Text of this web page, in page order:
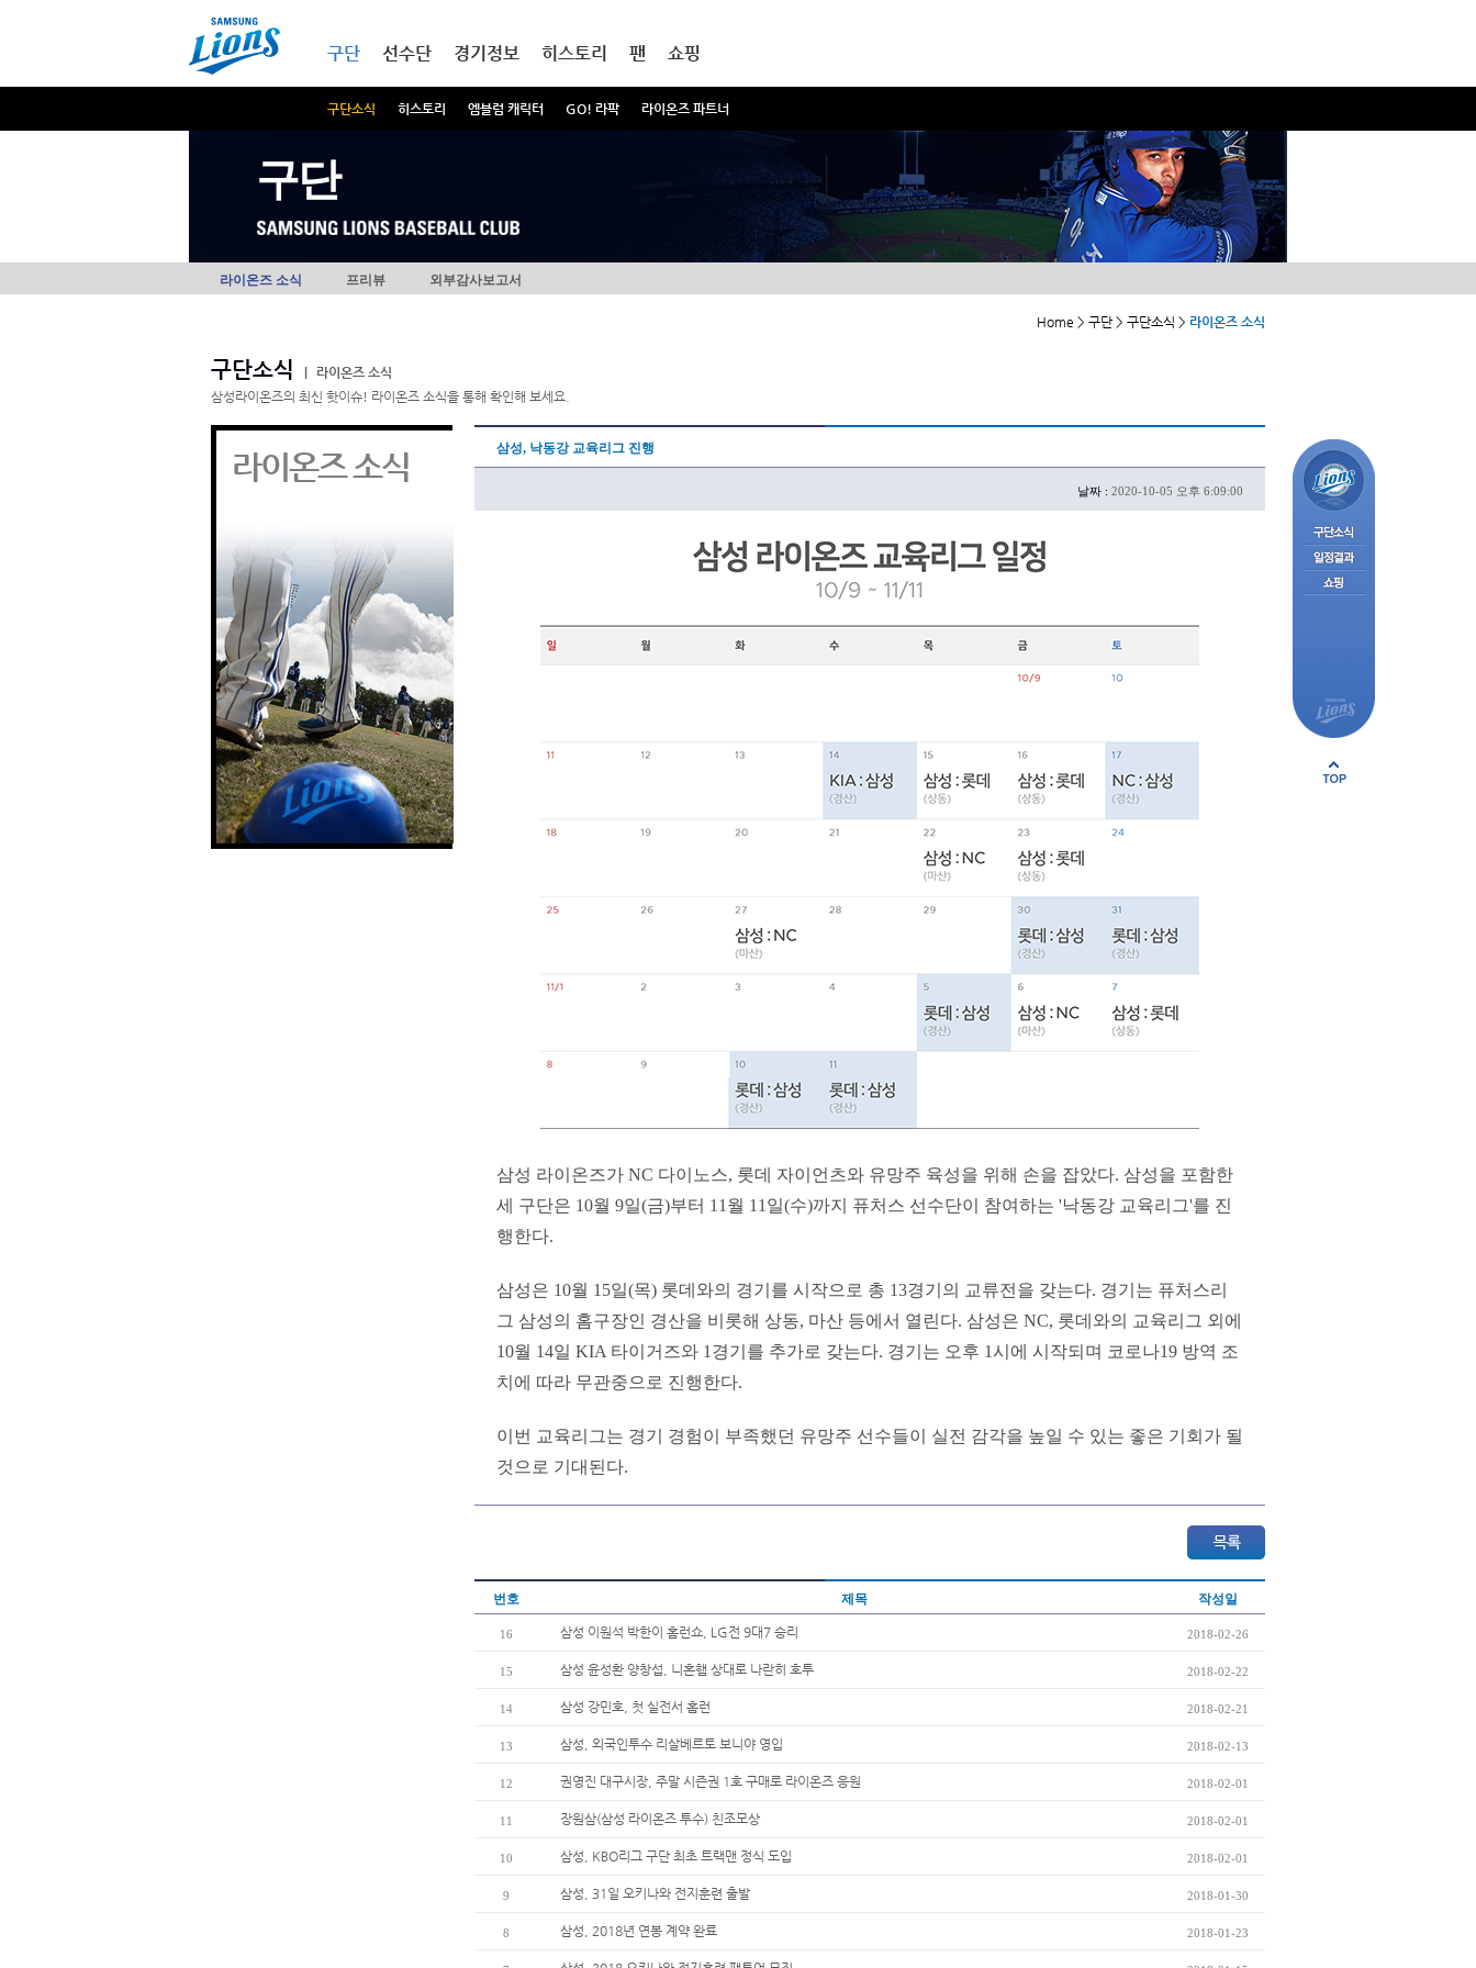
구단
구단소식 히스토리 엠블럼 캐릭터 GO! 라팍 라이온즈 파트너
선수단 경기정보 히스토리 팬 쇼핑
구단
라이온즈 소식 프리뷰 외부감사보고서
Home > 구단 > 구단소식 > 라이온즈 소식
구단소식
라이온즈 소식
삼성라이온즈의 최신 핫이슈! 라이온즈 소식을 통해 확인해 보세요.
라이온즈 소식 삼성, 낙동강 교육리그 진행
날짜 : 2020-10-05 오후 6:09:00
삼성 라이온즈가 NC 다이노스, 롯데 자이언츠와 유망주 육성을 위해 손을 잡았다. 삼성을 포함한
세 구단은 10월 9일(금)부터 11월 11일(수)까지 퓨처스 선수단이 참여하는 '낙동강 교육리그'를 진
행한다.
삼성은 10월 15일(목) 롯데와의 경기를 시작으로 총 13경기의 교류전을 갖는다. 경기는 퓨처스리
그 삼성의 홈구장인 경산을 비롯해 상동, 마산 등에서 열린다. 삼성은 NC, 롯데와의 교육리그 외에
10월 14일 KIA 타이거즈와 1경기를 추가로 갖는다. 경기는 오후 1시에 시작되며 코로나19 방역 조
치에 따라 무관중으로 진행한다.
이번 교육리그는 경기 경험이 부족했던 유망주 선수들이 실전 감각을 높일 수 있는 좋은 기회가 될
것으로 기대된다.
번호 제목 작성일
16 삼성 이원석 박한이 홈런쇼, LG전 9대7 승리 2018-02-26
15 삼성 윤성환 양창섭, 니혼햄 상대로 나란히 호투 2018-02-22
14 삼성 강민호, 첫 실전서 홈런 2018-02-21
13 삼성, 외국인투수 리살베르토 보니야 영입 2018-02-13
12 권영진 대구시장, 주말 시즌권 1호 구매로 라이온즈 응원 2018-02-01
11 장원삼(삼성 라이온즈 투수) 친조모상 2018-02-01
10 삼성, KBO리그 구단 최초 트랙맨 정식 도입 2018-02-01
9 삼성, 31일 오키나와 전지훈련 출발 2018-01-30
8 삼성, 2018년 연봉 계약 완료 2018-01-23